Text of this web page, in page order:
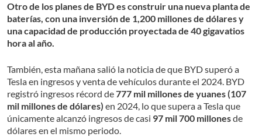
Otro de los planes de BYD es construir una nueva planta de
baterías, con una inversión de 1,200 millones de dólares y
una capacidad de producción proyectada de 40 gigavatios
hora al año.
También, esta mañana salió la noticia de que BYD superó a
Tesla en ingresos y venta de vehículos durante el 2024. BYD
registró ingresos récord de777 mil millones de yuanes (107
mil millones de dólares) en 2024, lo que supera a Tesla que
únicamente alcanzó ingresos de casi 97 mil 700 millonesde
dólares en el mismo periodo.